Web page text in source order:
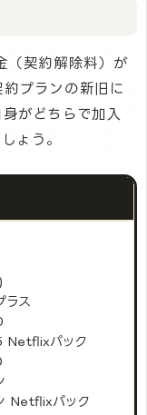
（契約解除料）が
プランの新旧に
がどちらで加入
ょう。
ラス
Netflixパック
Netflixパック